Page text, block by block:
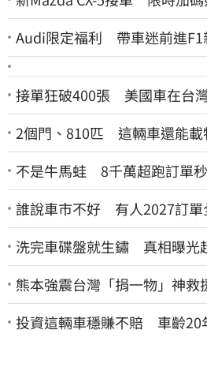
Audi限定福利 帶車迷前進F1
接單狂破400張 美國車在台
2個門、810匹 這輛車還能載
不是牛馬蛙 8千萬超跑訂單
誰說車市不好 有人2027訂單
洗完車碟盤就生鏽 真相曝光
熊本強震台灣「捐一物」神
喊：給台灣統治算了
投資這輛車穩賺不賠 車齡20